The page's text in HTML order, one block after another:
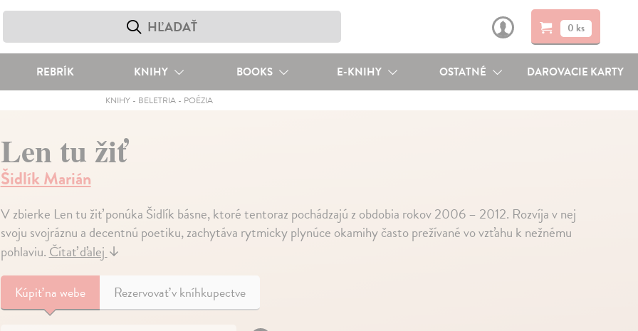
0 ks
REBRÍK KNIHY BOOKS E-KNIHY OSTATNÉ DAROVACIE KARTY
KNIHY - BELETRIA - POÉZIA
Len tu žiť
Šidlík Marián
V zbierke Len tu žiť ponúka Šidlík básne, ktoré tentoraz pochádzajú z obdobia rokov 2006 – 2012. Rozvíja v nej
svoju svojráznu a decentnú poetiku, zachytáva rytmicky plynúce okamihy často prežívané vo vzťahu k nežnému
pohlaviu.Čítať ďalej↓
Kúpiťna webe Rezervovať v kníhkupectve